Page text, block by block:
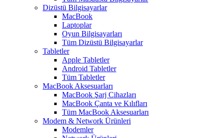
Dizüstü Bilgisayarlar
MacBook
Laptoplar
Oyun Bilgisayarları
Tüm Dizüstü Bilgisayarlar
Tabletler
Apple Tabletler
Android Tabletler
Tüm Tabletler
MacBook Aksesuarları
MacBook Şarj Cihazları
MacBook Çanta ve Kılıfları
Tüm MacBook Aksesuarları
Modem & Network Ürünleri
Modemler